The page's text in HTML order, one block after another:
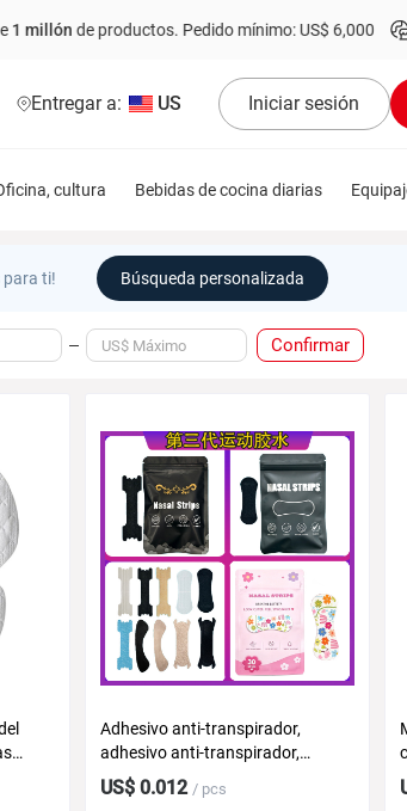
de productos.Pedido mínimo: US$ 6,000
Entregar a: US Iniciar sesión
cultura Bebidas de cocina diarias
para ti! Búsqueda personalizada
Confirmar
Adhesivo anti-transpirador,
adhesivo anti-transpirador,
adhesivo nasal, obstrucción nasal,
anti-ronquido, ejercicio
US$ 0.012 / pcs